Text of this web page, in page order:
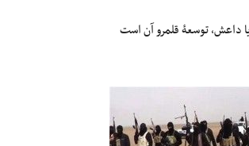
داعش، توسعۀ قلمرو آن است